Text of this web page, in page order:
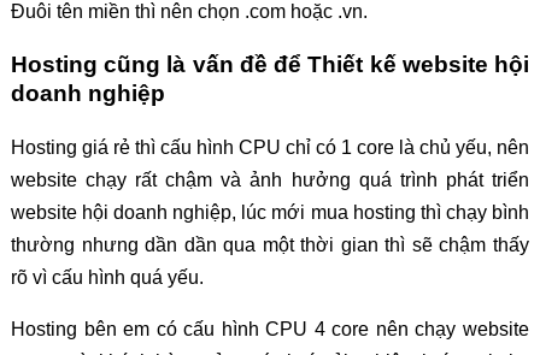
Đuôi tên miền thì nên chọn .com hoặc .vn.
Hosting cũng là vấn đề để Thiết kế website hội
doanh nghiệp
Hosting giá rẻ thì cấu hình CPU chỉ có 1 core là chủ yếu, nên
website chạy rất chậm và ảnh hưởng quá trình phát triển
website hội doanh nghiệp, lúc mới mua hosting thì chạy bình
thường nhưng dần dần qua một thời gian thì sẽ chậm thấy
rõ vì cấu hình quá yếu.
Hosting bên em có cấu hình CPU 4 core nên chạy website